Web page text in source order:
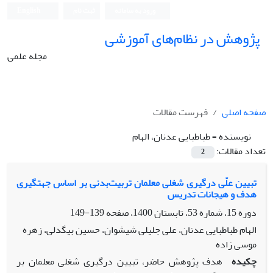
پژوهش در نظام‌های آموزشی
مجله علمی
صفحه اصلی
فهرست مقالات
نویسنده =طباطبایی عدنان، الهام
تعداد مقالات:
2
تبیین علّی درگیری شغلی معلمان تربیت‌بدنی بر اساس جهت‏گیری
هدف و هیجانات تدریس
دوره 15، شماره 53، تابستان 1400، صفحه
139-149
الهام طباطبایی عدنان، علی جلیلی شیشوان، حسین بیگدلی، زهره
موسی زاده
چکیده هدف پژوهش حاضر، تبیین درگیری شغلی معلمان بر